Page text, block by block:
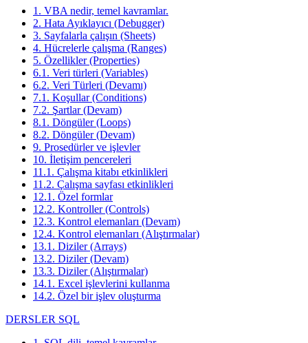
1. VBA nedir, temel kavramlar.
2. Hata Ayıklayıcı (Debugger)
3. Sayfalarla çalışın (Sheets)
4. Hücrelerle çalışma (Ranges)
5. Özellikler (Properties)
6.1. Veri türleri (Variables)
6.2. Veri Türleri (Devamı)
7.1. Koşullar (Conditions)
7.2. Şartlar (Devam)
8.1. Döngüler (Loops)
8.2. Döngüler (Devam)
9. Prosedürler ve işlevler
10. İletişim pencereleri
11.1. Çalışma kitabı etkinlikleri
11.2. Çalışma sayfası etkinlikleri
12.1. Özel formlar
12.2. Kontroller (Controls)
12.3. Kontrol elemanları (Devam)
12.4. Kontrol elemanları (Alıştırmalar)
13.1. Diziler (Arrays)
13.2. Diziler (Devam)
13.3. Diziler (Alıştırmalar)
14.1. Excel işlevlerini kullanma
14.2. Özel bir işlev oluşturma
DERSLER SQL